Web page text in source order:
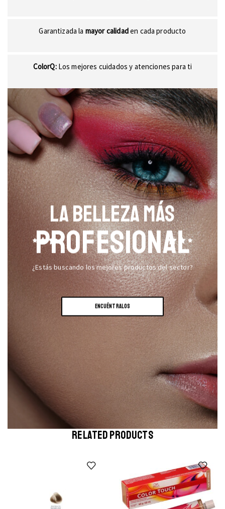
Garantizada la mayor calidaden cada producto
ColorQ:Los mejores cuidados y atenciones para ti
LA BELLEZA MÁS
PROFESIONAL
¿Estás buscando los mejores productos del sector?
ENCUÉNTRALOS
RELATED PRODUCTS